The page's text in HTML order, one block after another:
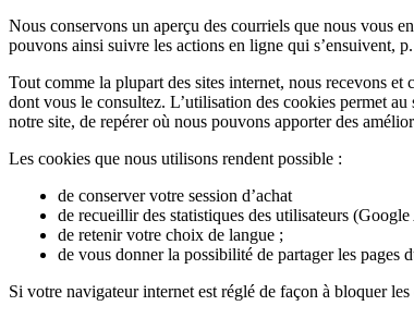
Nous conservons un aperçu des courriels que nous vous
pouvons ainsi suivre les actions en ligne qui s’ensuivent,
Tout comme la plupart des sites internet, nous recevons
dont vous le consultez. L’utilisation des cookies permet
notre site, de repérer où nous pouvons apporter des
Les cookies que nous utilisons rendent possible :
de conserver votre session d’achat
de recueillir des statistiques des utilisateurs
de retenir votre choix de langue ;
de vous donner la possibilité de partager les pages
Si votre navigateur internet est réglé de façon à bloquer